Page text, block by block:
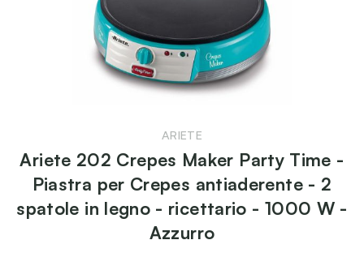
ARIETE
Ariete 202 Crepes Maker Party Time -
Piastra per Crepes antiaderente - 2
spatole in legno - ricettario - 1000 W -
Azzurro